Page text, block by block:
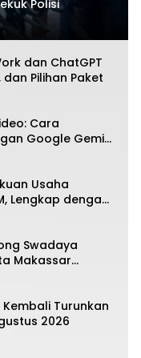
Polisi
dan ChatGPT
dan Pilihan Paket
Cara
Google Gemini
Usaha
Lengkap dengan
Swadaya
Makassar
Turunkan
2026